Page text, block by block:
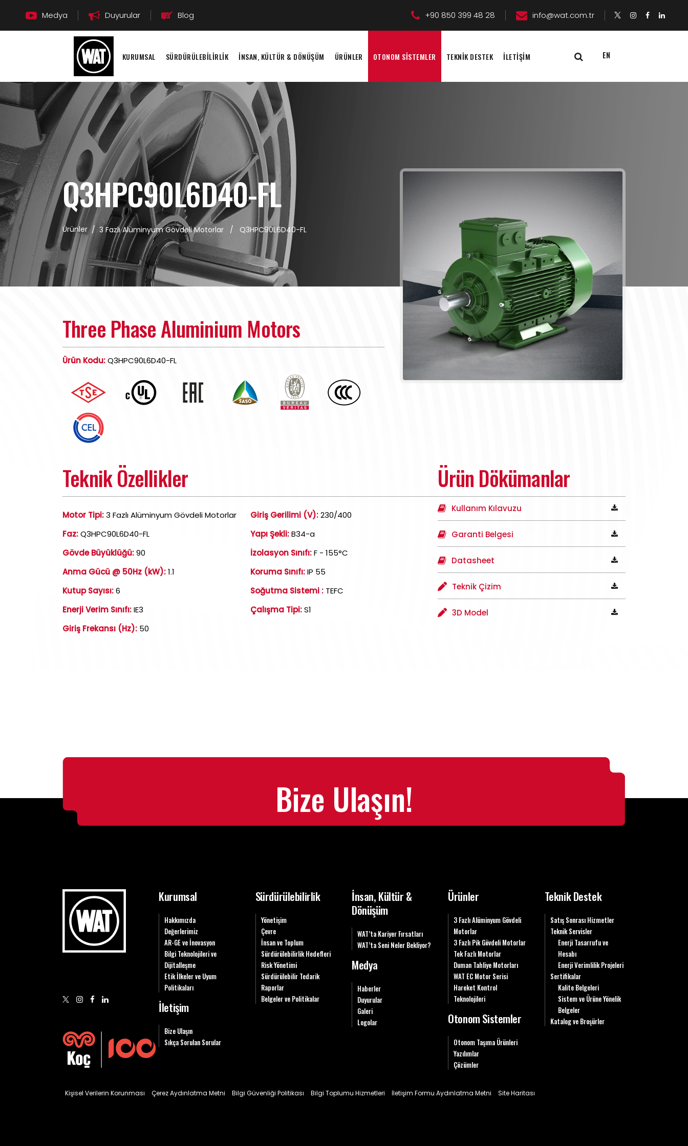
Medya Duyurular Blog +90 850 399 48 28 info@wat.com.tr
KURUMSAL SÜRDÜRÜLEBİLİRLİK İNSAN, KÜLTÜR & DÖNÜŞÜM ÜRÜNLER OTONOM SİSTEMLER TEKNİK DESTEK İLETİŞİM EN
Q3HPC90L6D40-FL
Ürünler/ 3 Fazlı Alüminyum Gövdeli Motorlar / Q3HPC90L6D40-FL
Three Phase Aluminium Motors
Ürün Kodu:Q3HPC90L6D40-FL
Teknik Özellikler
Motor Tipi:3 Fazlı Alüminyum Gövdeli Motorlar
Faz:Q3HPC90L6D40-FL
Gövde Büyüklüğü:90
Anma Gücü @ 50Hz (kW):1.1
Kutup Sayısı:6
Enerji Verim Sınıfı:IE3
Giriş Frekansı (Hz): 50
Giriş Gerilimi (V):230/400
Yapı Şekli:B34-a
İzolasyon Sınıfı:F - 155°C
Koruma Sınıfı:IP 55
Soğutma Sistemi :TEFC
Çalışma Tipi:S1
Ürün Dökümanlar
Kullanım Kılavuzu
Garanti Belgesi
Datasheet
Teknik Çizim
3D Model
Bize Ulaşın!
Kurumsal
Hakkımızda
Değerlerimiz
AR-GE ve İnovasyon
Bilgi Teknolojileri ve
Dijitalleşme
Etik İlkeler ve Uyum
Politikaları
İletişim
Bize Ulaşın
Sıkça Sorulan Sorular
Sürdürülebilirlik
Yönetişim
Çevre
İnsan ve Toplum
Sürdürülebilirlik Hedefleri
Risk Yönetimi
Sürdürülebilir Tedarik
Raporlar
Belgeler ve Politikalar
İnsan, Kültür &
Dönüşüm
WAT’ta Kariyer Fırsatları
WAT’ta Seni Neler Bekliyor?
Medya
Haberler
Duyurular
Galeri
Logolar
Ürünler
3 Fazlı Alüminyum Gövdeli
Motorlar
3 Fazlı Pik Gövdeli Motorlar
Tek Fazlı Motorlar
Duman Tahliye Motorları
WAT EC Motor Serisi
Hareket Kontrol
Teknolojileri
Otonom Sistemler
Otonom Taşıma Ürünleri
Yazılımlar
Çözümler
Teknik Destek
Satış Sonrası Hizmetler
Teknik Servisler
Enerji Tasarrufu ve
Hesabı
Enerji Verimlilik Projeleri
Sertifikalar
Kalite Belgeleri
Sistem ve Ürüne Yönelik
Belgeler
Katalog ve Broşürler
Kişisel Verilerin Korunması Çerez Aydınlatma Metni Bilgi Güvenliği Politikası Bilgi Toplumu Hizmetleri İletişim Formu Aydınlatma Metni Site Haritası